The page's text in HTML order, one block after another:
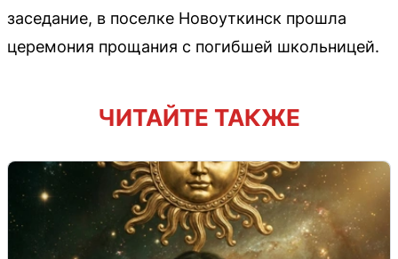
заседание, в поселке Новоуткинск прошла
церемония прощания с погибшей школьницей.
ЧИТАЙТЕ ТАКЖЕ